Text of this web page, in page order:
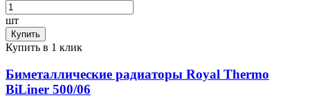
шт
Купить
Купить в 1 клик
Биметаллические радиаторы Royal Thermo
BiLiner 500/06